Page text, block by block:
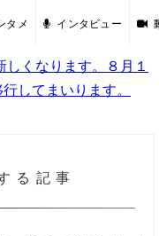
タメ インタビュー
くなります。８月１
してまいります。
る記事